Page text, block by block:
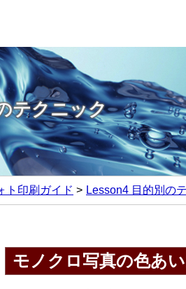
テクニック
ト印刷ガイド Lesson4 目的別の
モノクロ写真の色あ